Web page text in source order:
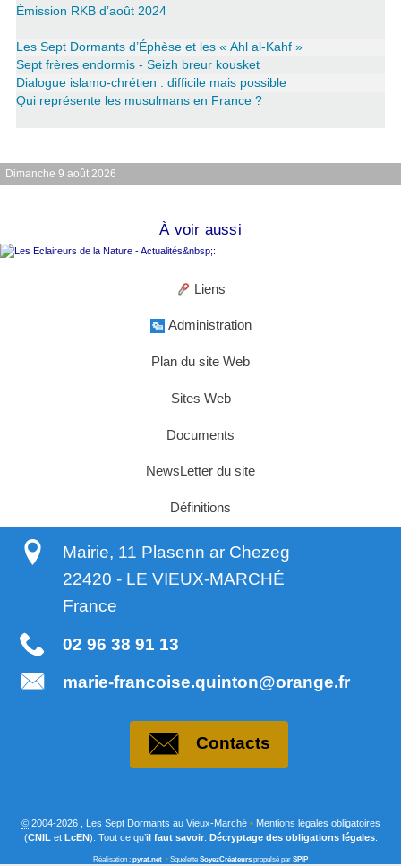
Émission RKB d’août 2024
Les Sept Dormants d’Éphèse et les « Ahl al-Kahf »
Sept frères endormis - Seizh breur kousket
Dialogue islamo-chrétien : difficile mais possible
Qui représente les musulmans en France ?
Dimanche 9 août 2026
À voir aussi
Liens
Administration
Plan du site Web
Sites Web
Documents
NewsLetter du site
Définitions
Mairie, 11 Plasenn ar Chezeg
22420 - LE VIEUX-MARCHÉ
France
02 96 38 91 13
marie-francoise.quinton@orange.fr
Contacts
©2004-2026 , Les Sept Dormants au Vieux-Marché •Mentions légales obligatoires
(CNIL et LcEN). Tout ce qu’il faut savoir. Décryptage des obligations légales.
Réalisation : pyrat.net • Squelette SoyezCréateurs propulsé par SPIP